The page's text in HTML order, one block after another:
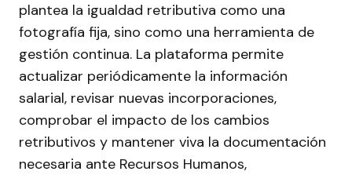
plantea la igualdad retributiva como una
fotografía fija, sino como una herramienta de
gestión continua. La plataforma permite
actualizar periódicamente la información
salarial, revisar nuevas incorporaciones,
comprobar el impacto de los cambios
retributivos y mantener viva la documentación
necesaria ante Recursos Humanos,